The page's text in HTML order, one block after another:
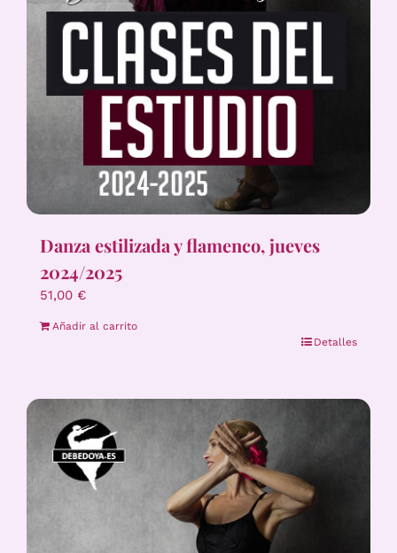
Danza estilizada y flamenco, jueves
2024/2025
51,00 €
Añadir al carrito
Detalles